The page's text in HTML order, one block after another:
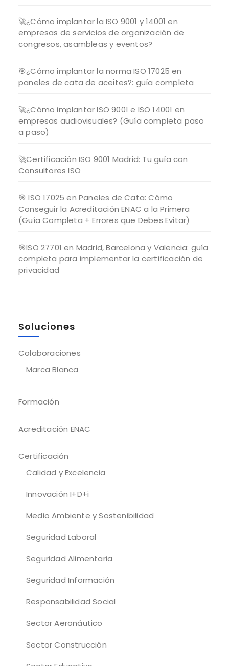
🚀¿Cómo implantar la ISO 9001 y 14001 en
empresas de servicios de organización de
congresos, asambleas y eventos?
🎯¿Cómo implantar la norma ISO 17025 en
paneles de cata de aceites?: guía completa
🚀¿Cómo implantar ISO 9001 e ISO 14001 en
empresas audiovisuales? (Guía completa paso
a paso)
🚀Certificación ISO 9001 Madrid: Tu guía con
Consultores ISO
🎯 ISO 17025 en Paneles de Cata: Cómo
Conseguir la Acreditación ENAC a la Primera
(Guía Completa + Errores que Debes Evitar)
🎯ISO 27701 en Madrid, Barcelona y Valencia: guía
completa para implementar la certificación de
privacidad
Soluciones
Colaboraciones
Marca Blanca
Formación
Acreditación ENAC
Certificación
Calidad y Excelencia
Innovación I+D+i
Medio Ambiente y Sostenibilidad
Seguridad Laboral
Seguridad Alimentaria
Seguridad Información
Responsabilidad Social
Sector Aeronáutico
Sector Construcción